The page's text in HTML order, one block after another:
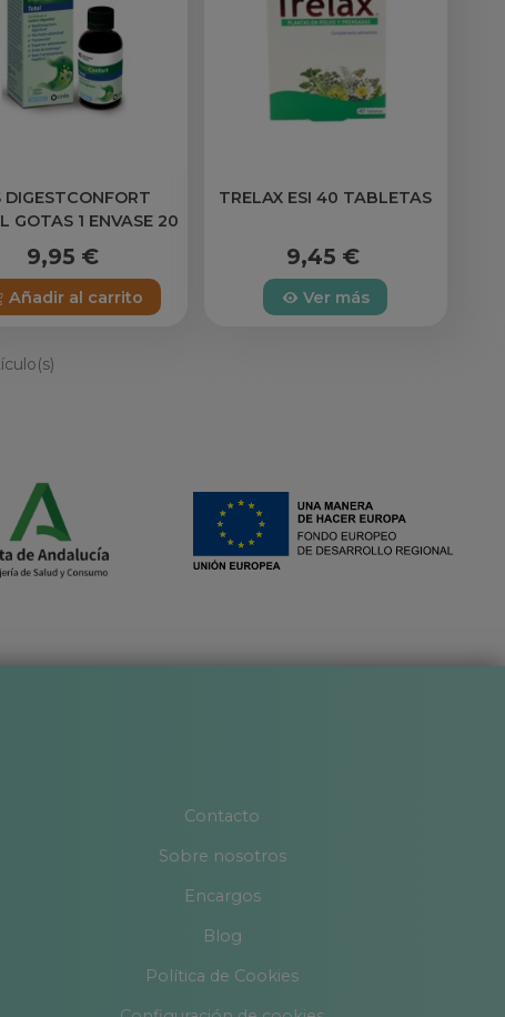
DIGESTCONFORT
GOTAS 1 ENVASE 20
9,95 €
Añadir al carrito
TRELAX ESI 40 TABLETAS
9,45 €
Ver más
Contacto
Sobre nosotros
Encargos
Blog
Política de Cookies